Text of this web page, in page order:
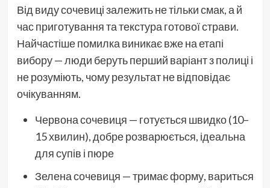
Від виду сочевиці залежить не тільки смак, а й
час приготування та текстура готової страви.
Найчастіше помилка виникає вже на етапі
вибору — люди беруть перший варіант з полиці і
не розуміють, чому результат не відповідає
очікуванням.
Червона сочевиця — готується швидко (10–
15 хвилин), добре розварюється, ідеальна
для супів і пюре
Зелена сочевиця — тримає форму, вариться